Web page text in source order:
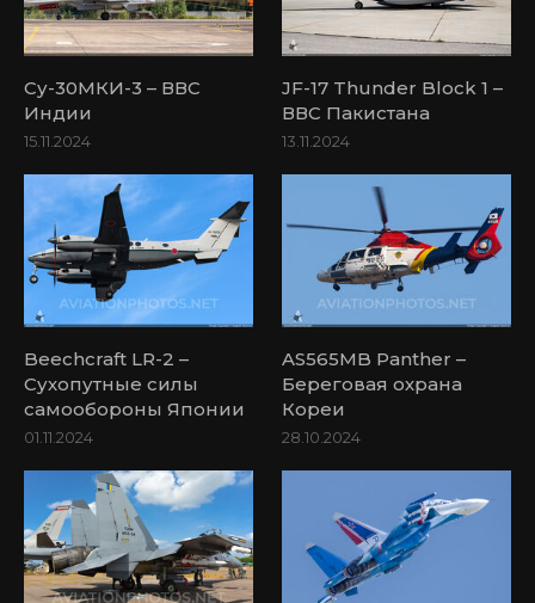
Су-30МКИ-3 – ВВС
Индии
15.11.2024
JF-17 Thunder Block 1 –
ВВС Пакистана
13.11.2024
Beechcraft LR-2 –
Сухопутные силы
самообороны Японии
01.11.2024
AS565MB Panther –
Береговая охрана
Кореи
28.10.2024